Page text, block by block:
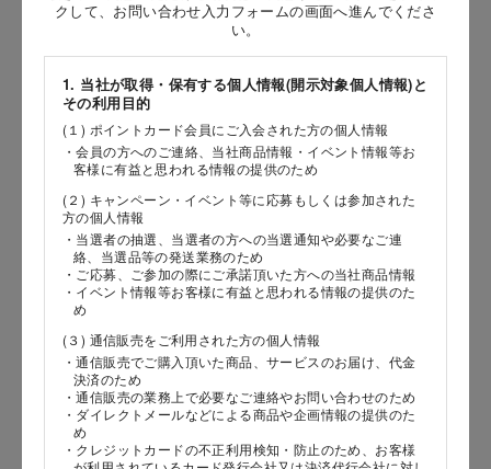
クして、お問い合わせ入力フォームの画面へ進んでくださ
い。
1. 当社が取得・保有する個人情報(開示対象個人情報)と
その利用目的
(１) ポイントカード会員にご入会された方の個人情報
・会員の方へのご連絡、当社商品情報・イベント情報等お
客様に有益と思われる情報の提供のため
(２) キャンペーン・イベント等に応募もしくは参加された
方の個人情報
・当選者の抽選、当選者の方への当選通知や必要なご連
絡、当選品等の発送業務のため
・ご応募、ご参加の際にご承諾頂いた方への当社商品情報
・イベント情報等お客様に有益と思われる情報の提供のた
め
(３) 通信販売をご利用された方の個人情報
・通信販売でご購入頂いた商品、サービスのお届け、代金
決済のため
・通信販売の業務上で必要なご連絡やお問い合わせのため
・ダイレクトメールなどによる商品や企画情報の提供のた
め
・クレジットカードの不正利用検知・防止のため、お客様
［姓］
［名］
（全角で入力してください）
お問い合わせ時氏名（カナ）
［セイ］
［メイ］
（全角で入力してください）
電話番号
メールアドレス